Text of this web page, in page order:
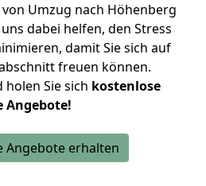
Umzug nach Höhenberg
dabei helfen, den Stress
damit Sie sich auf
freuen können.
Sie sich kostenlose
Angebote!
Angebote erhalten